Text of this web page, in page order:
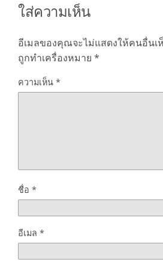
ใส่ความเห็น
อีเมลของคุณจะไม่แสดงให้คนอื่นเ
ถูกทำเครื่องหมาย *
ความเห็น *
ชื่อ *
อีเมล *